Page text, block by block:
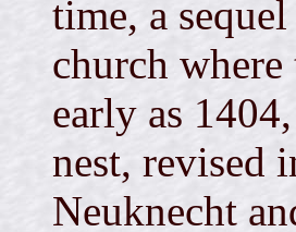
time, a
church where
early as
nest, revised
Neuknecht